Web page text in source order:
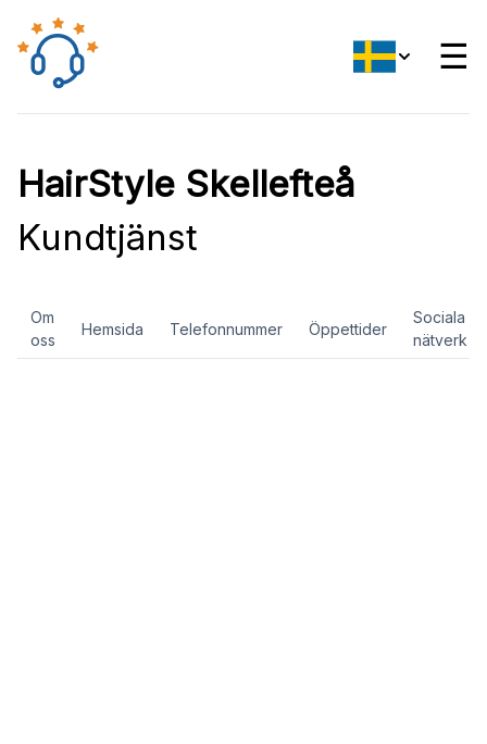
☰
HairStyle Skellefteå
Kundtjänst
Om
oss
Hemsida Telefonnummer Öppettider
Sociala
nätverk